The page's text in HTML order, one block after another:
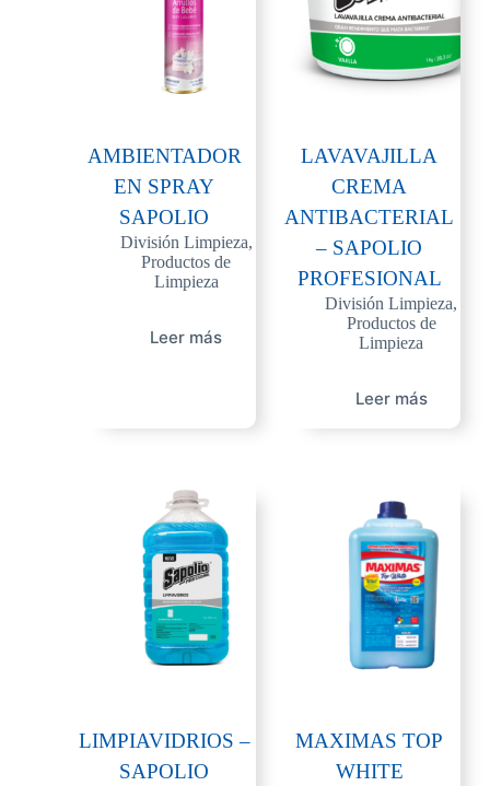
AMBIENTADOR
EN SPRAY
SAPOLIO
División Limpieza,
Productos de
Limpieza
Leer más
LAVAVAJILLA
CREMA
ANTIBACTERIAL
– SAPOLIO
PROFESIONAL
División Limpieza,
Productos de
Limpieza
Leer más
LIMPIAVIDRIOS –
SAPOLIO
MAXIMAS TOP
WHITE